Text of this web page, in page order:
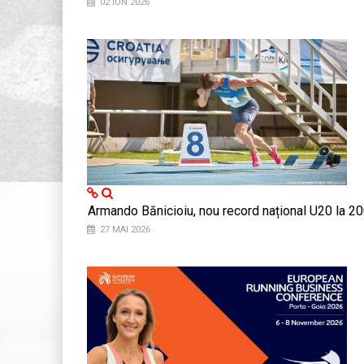
Armando Bănicioiu, nou record național U20 la
27 MAI 2026